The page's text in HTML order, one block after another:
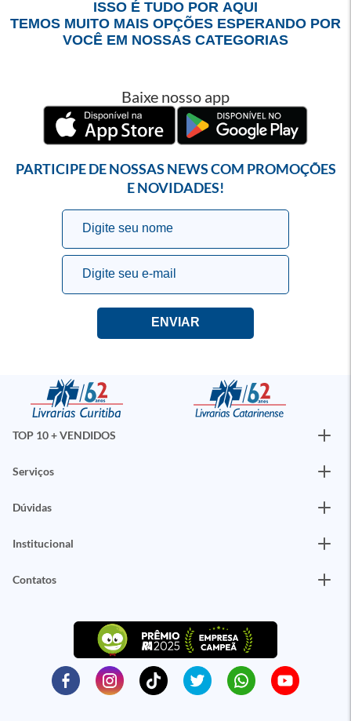
ISSO É TUDO POR AQUI
TEMOS MUITO MAIS OPÇÕES ESPERANDO POR
VOCÊ EM NOSSAS CATEGORIAS
Baixe nosso app
PARTICIPE DE NOSSAS NEWS COM PROMOÇÕES
E NOVIDADES!
TOP 10 + VENDIDOS
Serviços
Dúvidas
Institucional
Contatos